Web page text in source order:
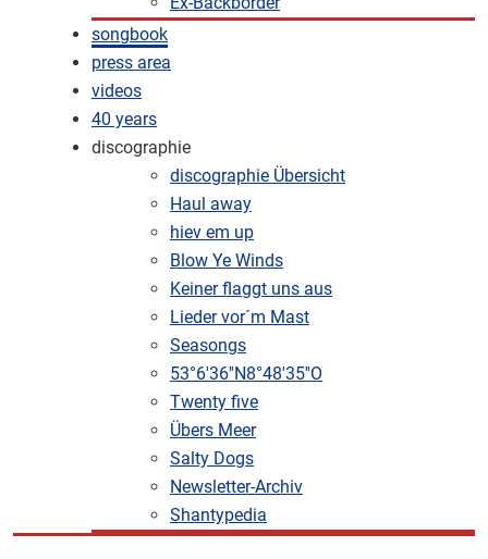
songbook
press area
videos
40 years
discographie
discographie Übersicht
Haul away
hiev em up
Blow Ye Winds
Keiner flaggt uns aus
Lieder vor´m Mast
Seasongs
53°6'36''N8°48'35''O
Twenty five
Übers Meer
Salty Dogs
Newsletter-Archiv
Shantypedia